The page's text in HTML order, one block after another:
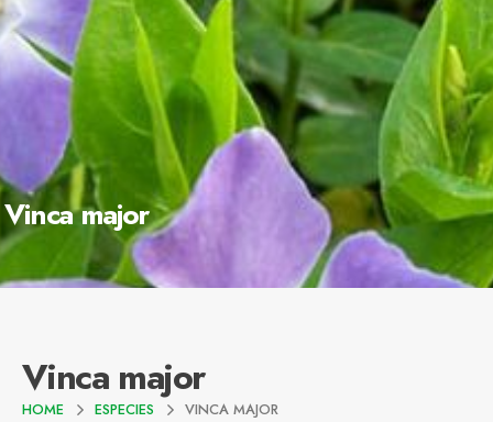
Vinca major
Vinca major
HOME ESPECIES VINCA MAJOR